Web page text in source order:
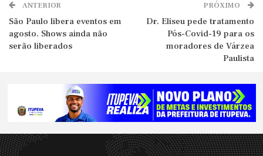
ANTERIOR
São Paulo libera eventos em
agosto. Shows ainda não
serão liberados
PRÓXIMO
Dr. Eliseu pede tratamento
Pós-Covid-19 para os
moradores de Várzea
Paulista